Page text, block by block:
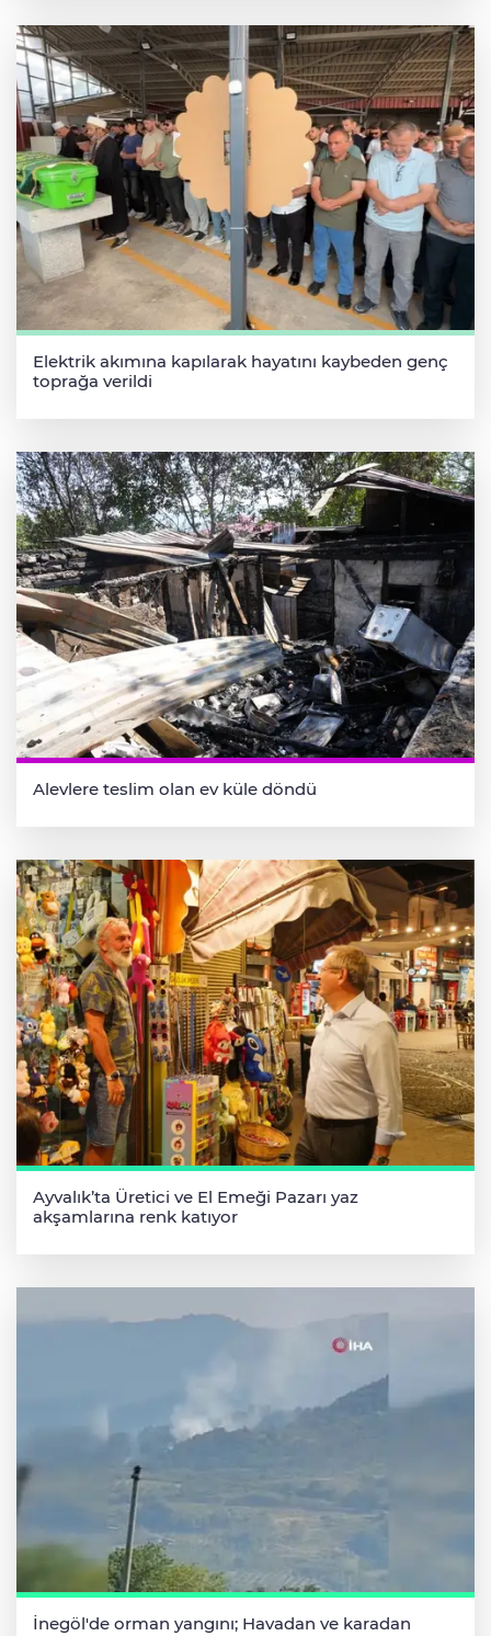
Elektrik akımına kapılarak hayatını kaybeden genç
toprağa verildi
Alevlere teslim olan ev küle döndü
Ayvalık’ta Üretici ve El Emeği Pazarı yaz
akşamlarına renk katıyor
İnegöl'de orman yangını; Havadan ve karadan